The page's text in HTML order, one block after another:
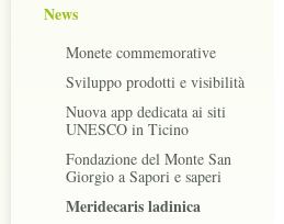
News
Monete commemorative
Sviluppo prodotti e visibilità
Nuova app dedicata ai siti
UNESCO in Ticino
Fondazione del Monte San
Giorgio a Sapori e saperi
Meridecaris ladinica